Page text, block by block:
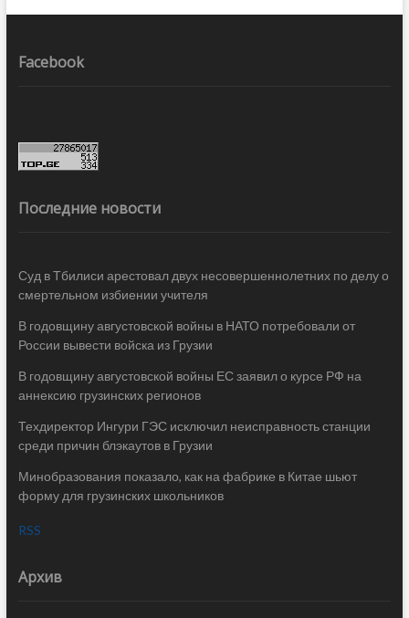
Facebook
Последние новости
Суд в Тбилиси арестовал двух несовершеннолетних по делу о
смертельном избиении учителя
В годовщину августовской войны в НАТО потребовали от
России вывести войска из Грузии
В годовщину августовской войны ЕС заявил о курсе РФ на
аннексию грузинских регионов
Техдиректор Ингури ГЭС исключил неисправность станции
среди причин блэкаутов в Грузии
Минобразования показало, как на фабрике в Китае шьют
форму для грузинских школьников
RSS
Архив